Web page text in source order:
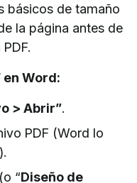
básicos de tamaño
la página antes de
en Word:
> Abrir”.
PDF (Word lo
“Diseño de